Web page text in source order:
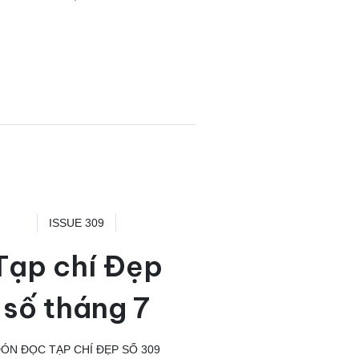
ISSUE 309
chí Đẹp
số tháng 7
ĐỌC TẠP CHÍ ĐẸP SỐ 309